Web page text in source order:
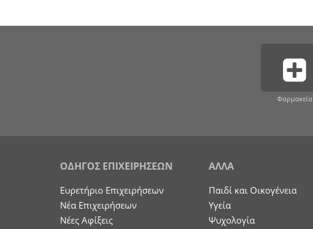
Φαρμακεία
ΟΔΗΓΟΣ ΕΠΙΧΕΙΡΗΣΕΩΝ
Ευρετήριο Επιχειρήσεων
Nέα Επιχειρήσεων
Νέες Αφίξεις
ΑΛΛΑ
Παιδί και Οικογένεια
Υγεία
Ψυχολογία